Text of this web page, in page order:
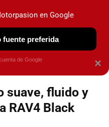
marca que se menciona
suave, fluido y
RAV4 Black
×
en Google
fuente preferida
de Google